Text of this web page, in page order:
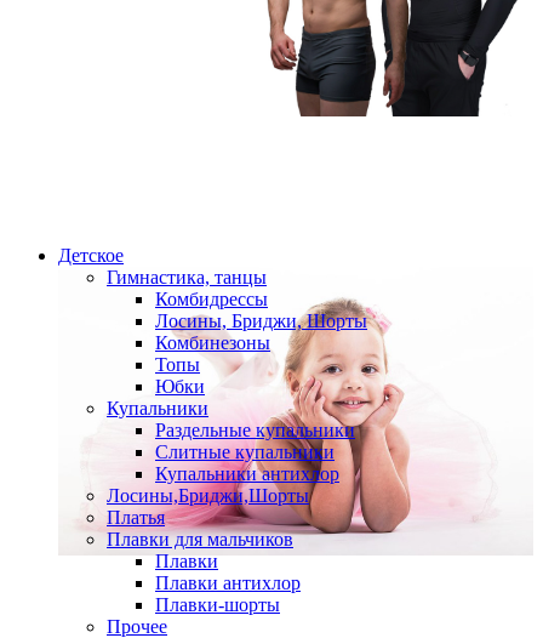
Детское
Гимнастика, танцы
Комбидрессы
Лосины, Бриджи, Шорты
Комбинезоны
Топы
Юбки
Купальники
Раздельные купальники
Слитные купальники
Купальники антихлор
Лосины,Бриджи,Шорты
Платья
Плавки для мальчиков
Плавки
Плавки антихлор
Плавки-шорты
Прочее